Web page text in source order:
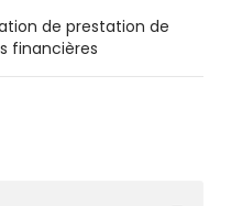
de prestation de
financières